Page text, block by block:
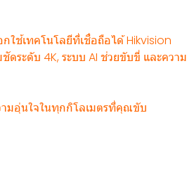
ใช้เทคโนโลยีที่เชื่อถือได้ Hikvision
ระดับ 4K, ระบบ AI ช่วยขับขี่ และความ
มอุ่นใจในทุกกิโลเมตรที่คุณขับ